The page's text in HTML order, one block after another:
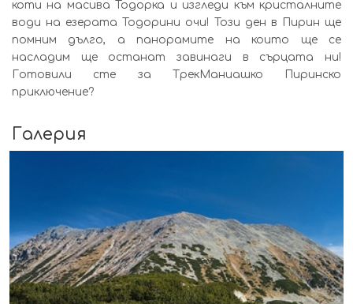
коти на масива Тодорка и изгледи към кристалните
води на езерата Тодорини очи! Този ден в Пирин ще
помним дълго, а панорамите на които ще се
насладим ще останат завинаги в сърцата ни!
Готовили сте за ТрекМаниашко Пиринско
приключение?
Галерия